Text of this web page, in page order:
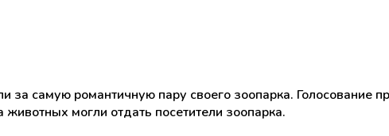
за самую романтичную пару своего зоопарка.
животных могли отдать посетители зоопарка.